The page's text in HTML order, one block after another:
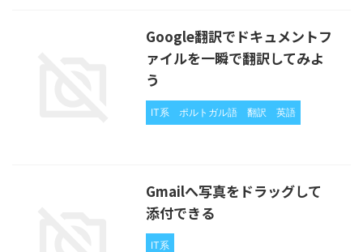
Google翻訳でドキュメントフ
ァイルを一瞬で翻訳してみよ
う
IT系 ポルトガル語 翻訳 英語
Gmailへ写真をドラッグして
添付できる
IT系